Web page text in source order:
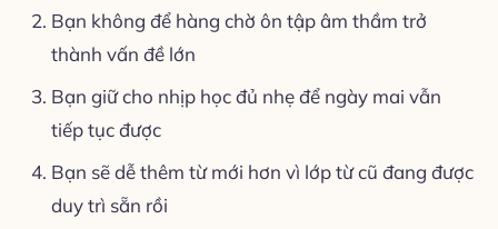
Bạn không để hàng chờ ôn tập âm thầm trở
thành vấn đề lớn
Bạn giữ cho nhịp học đủ nhẹ để ngày mai vẫn
tiếp tục được
Bạn sẽ dễ thêm từ mới hơn vì lớp từ cũ đang được
duy trì sẵn rồi